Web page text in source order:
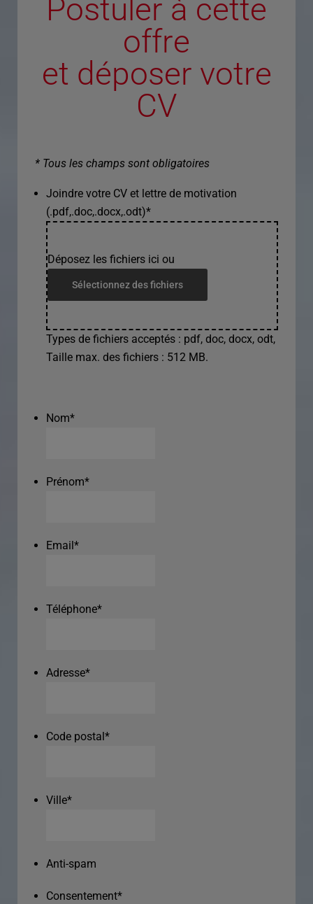
Postuler à cette
offre
et déposer votre
CV
* Tous les champs sont obligatoires
Joindre votre CV et lettre de motivation
(.pdf,.doc,.docx,.odt)*
Déposez les fichiers ici ou
Sélectionnez des fichiers
Types de fichiers acceptés : pdf, doc, docx, odt,
Taille max. des fichiers : 512 MB.
Nom*
Prénom*
Email*
Téléphone*
Adresse*
Code postal*
Ville*
Anti-spam
Consentement*